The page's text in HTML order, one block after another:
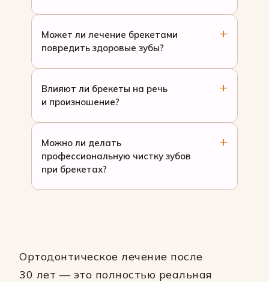
Может ли лечение брекетами
повредить здоровые зубы?
Влияют ли брекеты на речь
и произношение?
Можно ли делать
профессиональную чистку зубов
при брекетах?
Ортодонтическое лечение после
30 лет — это полностью реальная